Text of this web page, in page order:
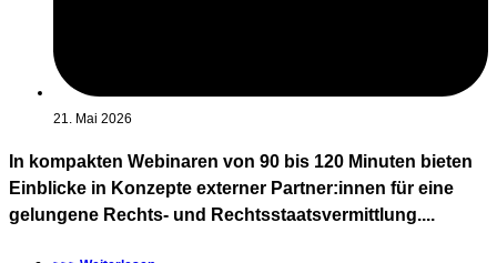
21. Mai 2026
In kompakten Webinaren von 90 bis 120 Minuten bieten
Einblicke in Konzepte externer Partner:innen für eine
gelungene Rechts- und Rechtsstaatsvermittlung....